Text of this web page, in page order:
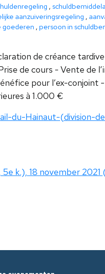
,
aanzuiveringsregeling ,
goederen , persoon in
de créance
de cours - Vente de
pour l’ex-conjoint
à 1.000 €
du-Hainaut-(division-
k.), 18 november 2021